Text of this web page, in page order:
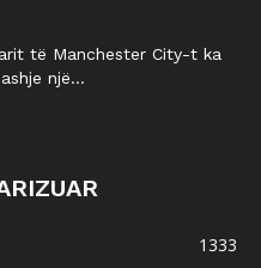
të Manchester City-t ka
një...
1333